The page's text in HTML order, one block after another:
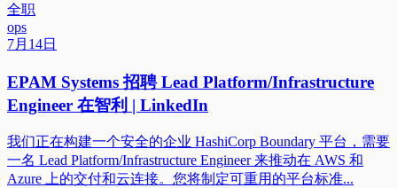
全职
ops
7月14日
EPAM Systems 招聘 Lead Platform/Infrastructure
Engineer 在智利 | LinkedIn
我们正在构建一个安全的企业 HashiCorp Boundary 平台，需要
一名 Lead Platform/Infrastructure Engineer 来推动在 AWS 和
Azure 上的交付和云连接。您将制定可重用的平台标准...